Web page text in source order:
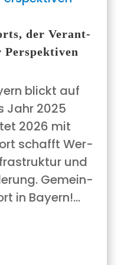
der Ver­ant­
Perspektiven
blickt auf
Jahr 2025
2026 mit
schafft Wer­
und
Gemein­
in Bayern!…